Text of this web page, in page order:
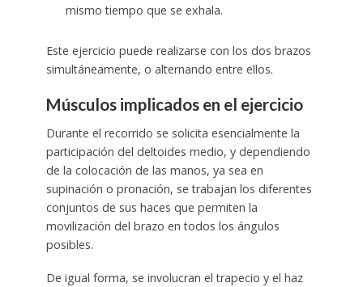
mismo tiempo que se exhala.
Este ejercicio puede realizarse con los dos brazos
simultáneamente, o alternando entre ellos.
Músculos implicados en el ejercicio
Durante el recorrido se solicita esencialmente la
participación del deltoides medio, y dependiendo
de la colocación de las manos, ya sea en
supinación o pronación, se trabajan los diferentes
conjuntos de sus haces que permiten la
movilización del brazo en todos los ángulos
posibles.
De igual forma, se involucran el trapecio y el haz